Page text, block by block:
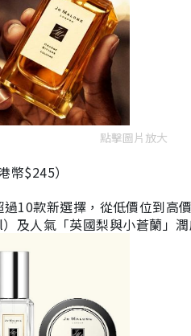
點擊圖片放大
$245）
10款新選擇，從低價位到高
及人氣 「英國梨與小蒼蘭」